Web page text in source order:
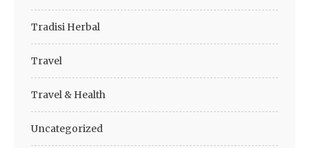
Tradisi Herbal
Travel
Travel & Health
Uncategorized